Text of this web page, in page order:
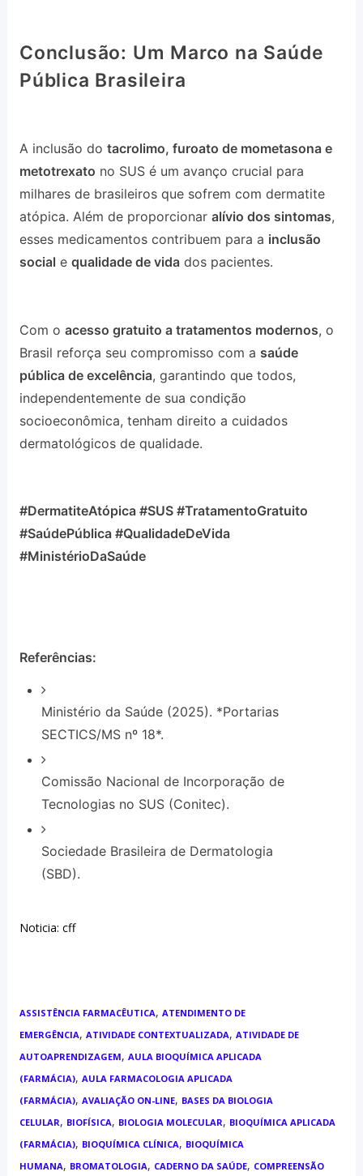
Conclusão: Um Marco na Saúde
Pública Brasileira
A inclusão do tacrolimo, furoato de mometasona e
metotrexato no SUS é um avanço crucial para
milhares de brasileiros que sofrem com dermatite
atópica. Além de proporcionar alívio dos sintomas,
esses medicamentos contribuem para a inclusão
social e qualidade de vidados pacientes.
Com o acesso gratuito a tratamentos modernos, o
Brasil reforça seu compromisso com a saúde
pública de excelência, garantindo que todos,
independentemente de sua condição
socioeconômica, tenham direito a cuidados
dermatológicos de qualidade.
#DermatiteAtópica #SUS #TratamentoGratuito
#SaúdePública #QualidadeDeVida
#MinistérioDaSaúde
Referências:
Ministério da Saúde (2025). *Portarias
SECTICS/MS nº 18*.
Comissão Nacional de Incorporação de
Tecnologias no SUS (Conitec).
Sociedade Brasileira de Dermatologia
(SBD).
Noticia: cff
ASSISTÊNCIA FARMACÊUTICA, ATENDIMENTO DE
EMERGÊNCIA, ATIVIDADE CONTEXTUALIZADA, ATIVIDADE DE
AUTOAPRENDIZAGEM, AULA BIOQUÍMICA APLICADA
(FARMÁCIA), AULA FARMACOLOGIA APLICADA
(FARMÁCIA), AVALIAÇÃO ON-LINE, BASES DA BIOLOGIA
CELULAR, BIOFÍSICA, BIOLOGIA MOLECULAR, BIOQUÍMICA APLICADA
(FARMÁCIA), BIOQUÍMICA CLÍNICA, BIOQUÍMICA
HUMANA, BROMATOLOGIA, CADERNO DA SAÚDE, COMPREENSÃO